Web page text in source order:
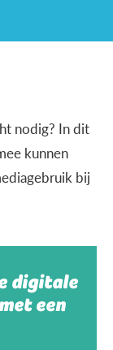
nodig? In dit
kunnen
bij
digitale
een